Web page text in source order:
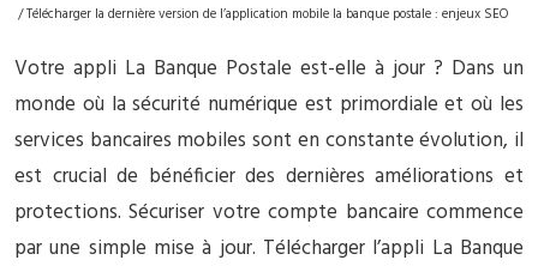
/ Télécharger la dernière version de l’application mobile la banque postale : enjeux SEO
Votre appli La Banque Postale est-elle à jour ? Dans un
monde où la sécurité numérique est primordiale et où les
services bancaires mobiles sont en constante évolution, il
est crucial de bénéficier des dernières améliorations et
protections. Sécuriser votre compte bancaire commence
par une simple mise à jour. Télécharger l’appli La Banque